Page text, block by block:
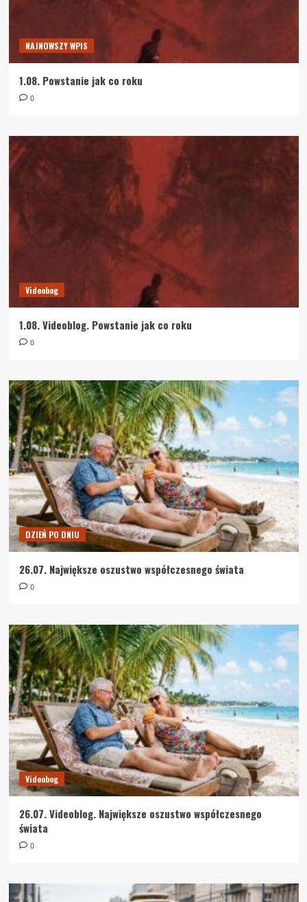
NAJNOWSZY WPIS
1.08. Powstanie jak co roku
0
Videobog
1.08. Videoblog. Powstanie jak co roku
0
DZIEŃ PO DNIU
26.07. Największe oszustwo współczesnego świata
0
Videobog
26.07. Videoblog. Największe oszustwo współczesnego
świata
0